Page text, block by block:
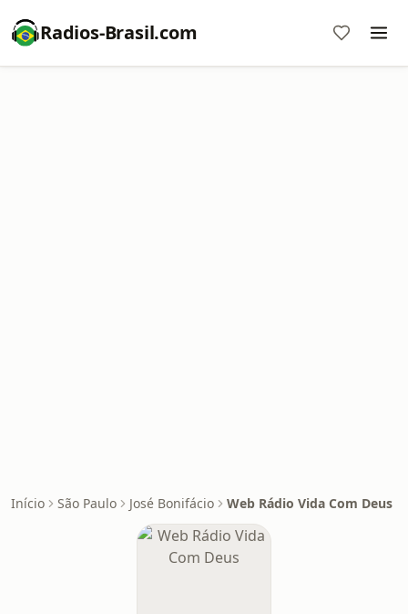
Radios-Brasil.com
Início São Paulo José Bonifácio Web Rádio Vida Com Deus